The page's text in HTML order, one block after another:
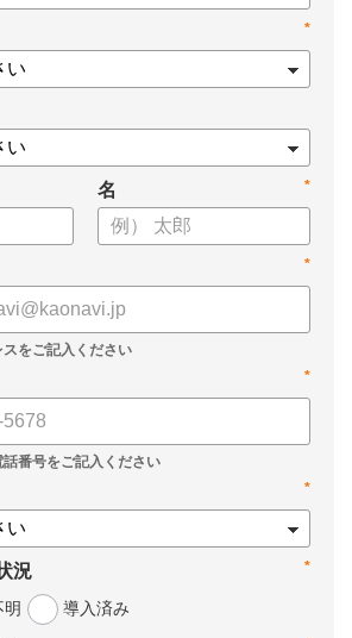
るにはどうすればいいのか
ツール
ので、ぜひお役立てください。
*
*
名
*
*
*
*
況
明 導入済み